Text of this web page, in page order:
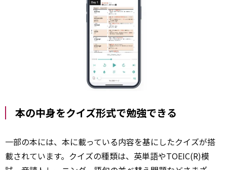
本の中身をクイズ形式で勉強できる
一部の本には、本に載っている内容を基にしたクイズが搭
載されています。クイズの種類は、英単語やTOEIC(R)模